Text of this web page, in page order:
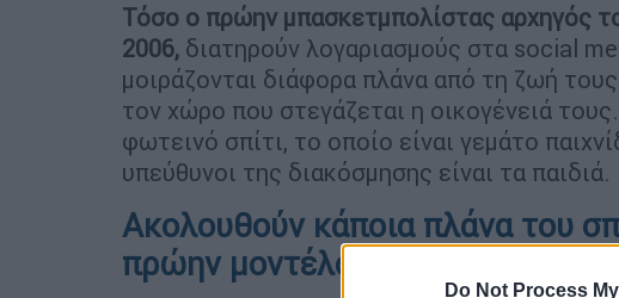
Do Not Process
Τόσο ο πρώην μπασκετμπολίστας αρχηγός
2006, διατηρούν λογαριασμούς στα social
μοιράζονται διάφορα πλάνα από τη ζωή
τον χώρο που στεγάζεται η οικογένειά
φωτεινό σπίτι, το οποίο είναι γεμάτο
υπεύθυνοι της διακόσμησης είναι τα παιδιά.
Ακολουθούν κάποια πλάνα του
πρώην μοντέλου το οποίο